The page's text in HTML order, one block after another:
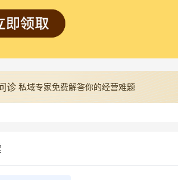
诊 私域专家免费解答你的经营难题